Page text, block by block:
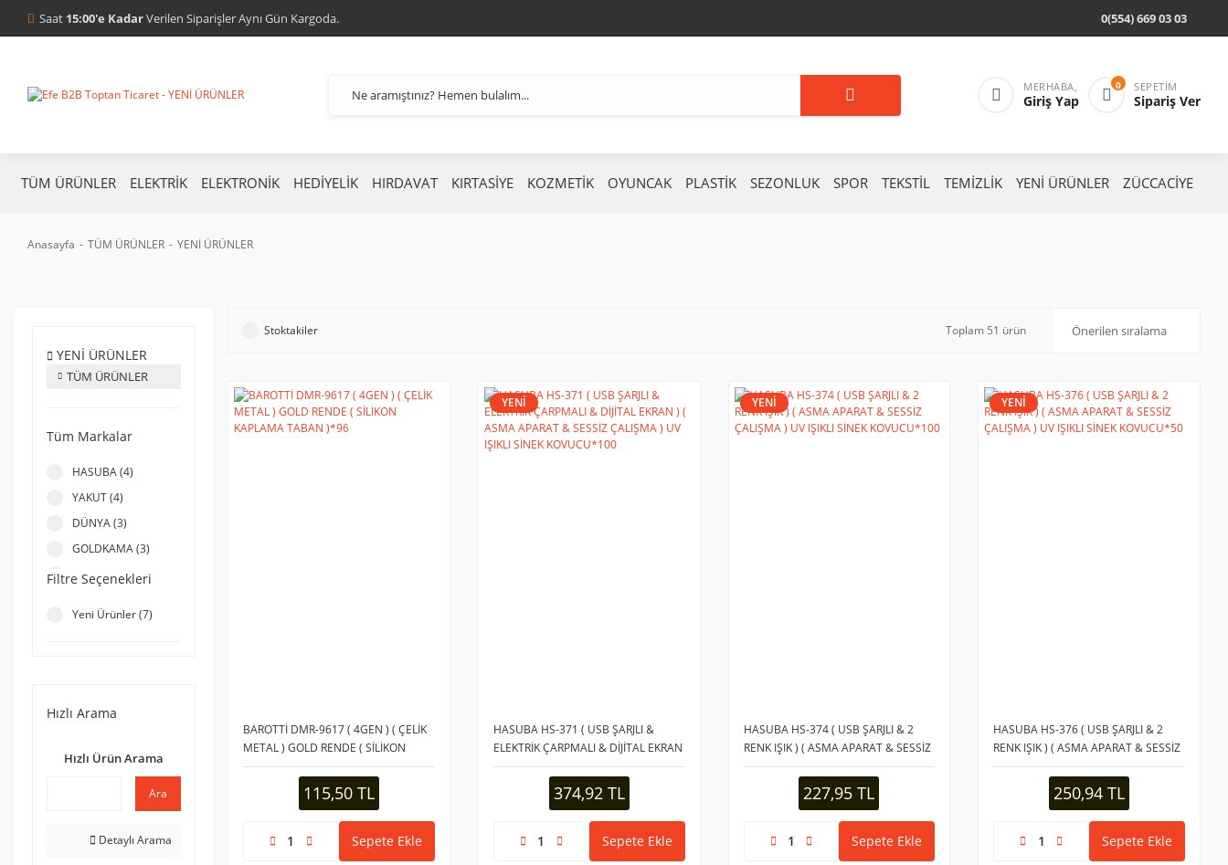
Saat 15:00'e KadarVerilen Siparişler Aynı Gün Kargoda. 0(554) 669 03 03
MERHABA,
Giriş Yap
0 SEPETIM
Sipariş Ver
TÜM ÜRÜNLER ELEKTRİK ELEKTRONİK HEDİYELİK HIRDAVAT KIRTASİYE KOZMETİK OYUNCAK PLASTİK SEZONLUK SPOR TEKSTİL TEMİZLİK YENİ ÜRÜNLER ZÜCCACİYE
Anasayfa TÜM ÜRÜNLER YENİ ÜRÜNLER
YENİ ÜRÜNLER
TÜM ÜRÜNLER
Tüm Markalar
HASUBA (4)
YAKUT (4)
DÜNYA (3)
GOLDKAMA (3)
KRT (3)
BELLA HOUSE (2)
SHOME (2)
Filtre Seçenekleri
Yeni Ürünler (7)
Hızlı Arama
Hızlı Ürün Arama
Ara
Detaylı Arama
Stoktakiler Toplam 51 ürün
BAROTTİ DMR-9617 ( 4GEN ) ( ÇELİK
METAL ) GOLD RENDE ( SİLİKON
KAPLAMA TABAN )*96
115,50 TL
Sepete Ekle
YENİ
HASUBA HS-371 ( USB ŞARJLI &
ELEKTRİK ÇARPMALI & DİJİTAL EKRAN
) ( ASMA APARAT & SESSİZ ÇALIŞMA
) UV IŞIKLI SİNEK KOVUCU*100
374,92 TL
Sepete Ekle
YENİ
HASUBA HS-374 ( USB ŞARJLI & 2
RENK IŞIK ) ( ASMA APARAT & SESSİZ
ÇALIŞMA ) UV IŞIKLI SİNEK
KOVUCU*100227,95 TL
Sepete Ekle
YENİ
HASUBA HS-376 ( USB ŞARJLI & 2
RENK IŞIK ) ( ASMA APARAT & SESSİZ
ÇALIŞMA ) UV IŞIKLI SİNEK
KOVUCU*50250,94 TL
Sepete Ekle